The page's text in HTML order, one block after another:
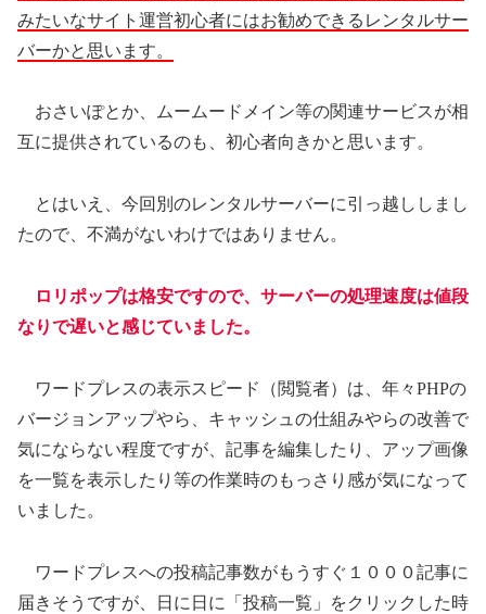
みたいなサイト運営初心者にはお勧めできるレンタルサー
バーかと思います。
おさいぽとか、ムームードメイン等の関連サービスが相
互に提供されているのも、初心者向きかと思います。
とはいえ、今回別のレンタルサーバーに引っ越ししまし
たので、不満がないわけではありません。
ロリポップは格安ですので、サーバーの処理速度は値段
なりで遅いと感じていました。
ワードプレスの表示スピード（閲覧者）は、年々PHPの
バージョンアップやら、キャッシュの仕組みやらの改善で
気にならない程度ですが、記事を編集したり、アップ画像
を一覧を表示したり等の作業時のもっさり感が気になって
いました。
ワードプレスへの投稿記事数がもうすぐ１０００記事に
届きそうですが、日に日に「投稿一覧」をクリックした時